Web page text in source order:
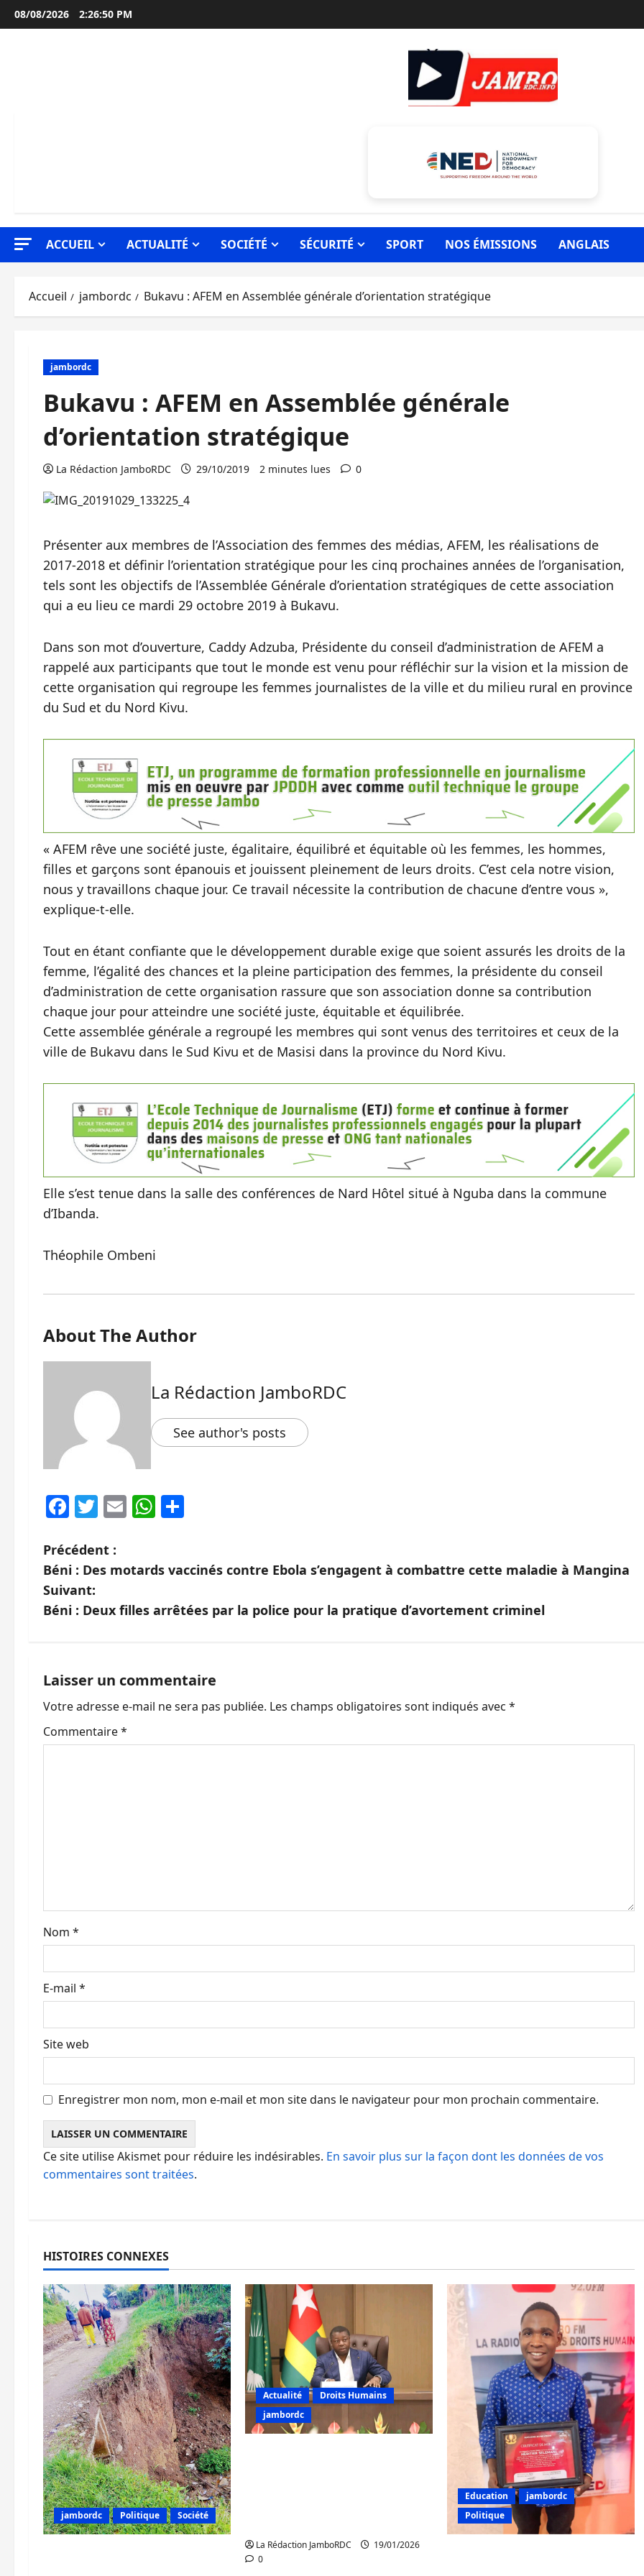
Aller
au
08/08/2026 2:26:51 PM
ACCUEIL ACTUALITÉ SOCIÉTÉ SÉCURITÉ SPORT NOS ÉMISSIONS ANGLAIS
Accueil jambordc Bukavu : AFEM en Assemblée générale d’orientation stratégique
jambordc
Bukavu : AFEM en Assemblée générale
d’orientation stratégique
La Rédaction JamboRDC 29/10/2019 2 minutes lues 0
Présenter aux membres de l’Association des femmes des médias, AFEM, les réalisations de
2017-2018 et définir l’orientation stratégique pour les cinq prochaines années de l’organisation,
tels sont les objectifs de l’Assemblée Générale d’orientation stratégiques de cette association
qui a eu lieu ce mardi 29 octobre 2019 à Bukavu.
Dans son mot d’ouverture, Caddy Adzuba, Présidente du conseil d’administration de AFEM a
rappelé aux participants que tout le monde est venu pour réfléchir sur la vision et la mission de
cette organisation qui regroupe les femmes journalistes de la ville et du milieu rural en province
du Sud et du Nord Kivu.
« AFEM rêve une société juste, égalitaire, équilibré et équitable où les femmes, les hommes,
filles et garçons sont épanouis et jouissent pleinement de leurs droits. C’est cela notre vision,
nous y travaillons chaque jour. Ce travail nécessite la contribution de chacune d’entre vous »,
explique-t-elle.
Tout en étant confiante que le développement durable exige que soient assurés les droits de la
femme, l’égalité des chances et la pleine participation des femmes, la présidente du conseil
d’administration de cette organisation rassure que son association donne sa contribution
chaque jour pour atteindre une société juste, équitable et équilibrée.
Cette assemblée générale a regroupé les membres qui sont venus des territoires et ceux de la
ville de Bukavu dans le Sud Kivu et de Masisi dans la province du Nord Kivu.
Elle s’est tenue dans la salle des conférences de Nard Hôtel situé à Nguba dans la commune
d’Ibanda.
Théophile Ombeni
About The Author
La Rédaction JamboRDC
See author's posts
Facebook
Twitter
EmailWhatsApp
N
a
v
g
a
t
a
r
t
i
c
l
e
Précédent :
Béni : Des motards vaccinés contre Ebola s’engagent à combattre cette maladie à Mangina
Suivant:
Béni : Deux filles arrêtées par la police pour la pratique d’avortement criminel
Laisser un commentaire
Votre adresse e-mail ne sera pas publiée. Les champs obligatoires sont indiqués avec *
Commentaire*
Nom *
E-mail *
Site web
Enregistrer mon nom, mon e-mail et mon site dans le navigateur pour mon prochain commentaire.
Ce site utilise Akismet pour réduire les indésirables. En savoir plus sur la façon dont les données de vos
commentaires sont traitées.
HISTOIRES CONNEXES
jambordc Politique Société
Actualité
Droits Humains
jambordc
La Rédaction JamboRDC
19/01/2026
0
Education
jambordc
Politique